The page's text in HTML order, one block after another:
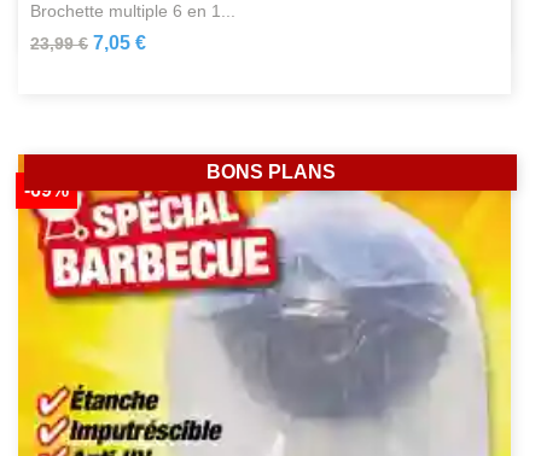
brochette multiple 6 en 1...
23,99 € 7,05 €
-69%
BONS PLANS